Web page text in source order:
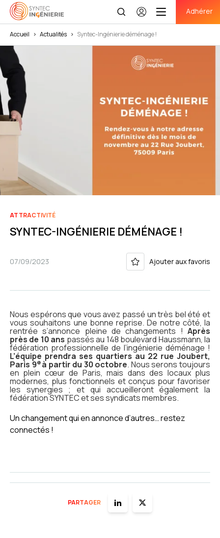
Se
connecter
Adhérer
Accueil > Actualités > Syntec-Ingénierie déménage !
ATTRACTIVITÉ
SYNTEC-INGÉNIERIE DÉMÉNAGE !
07/09/2023 Ajouter aux favoris
Nous espérons que vous avez passé un très bel été et
vous souhaitons une bonne reprise. De notre côté, la
rentrée s’annonce pleine de changements ! Après
près de 10 ans passésau 148 boulevard Haussmann, la
fédération professionnelle de l’ingénierie déménage !
L’équipe prendra ses quartiers au 22 rue Joubert,
Paris 9eà partir du 30 octobre. Nous serons toujours
en plein cœur de Paris, mais dans des locaux plus
modernes, plus fonctionnels et conçus pour favoriser
les synergies ; et qui accueilleront également la
fédération SYNTEC et ses syndicats membres.
Un changement qui en annonce d’autres… restez
connectés !
PARTAGER